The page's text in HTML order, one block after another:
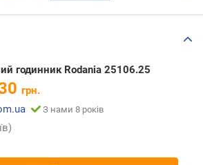
годинник Rodania 25106.25
грн.
З нами 8 років